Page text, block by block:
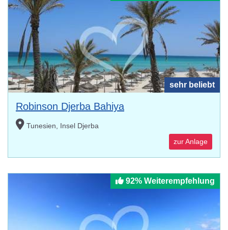
sehr beliebt
Robinson Djerba Bahiya
Tunesien, Insel Djerba
zur Anlage
92% Weiterempfehlung